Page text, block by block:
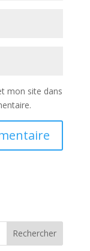
mon site dans
Rechercher